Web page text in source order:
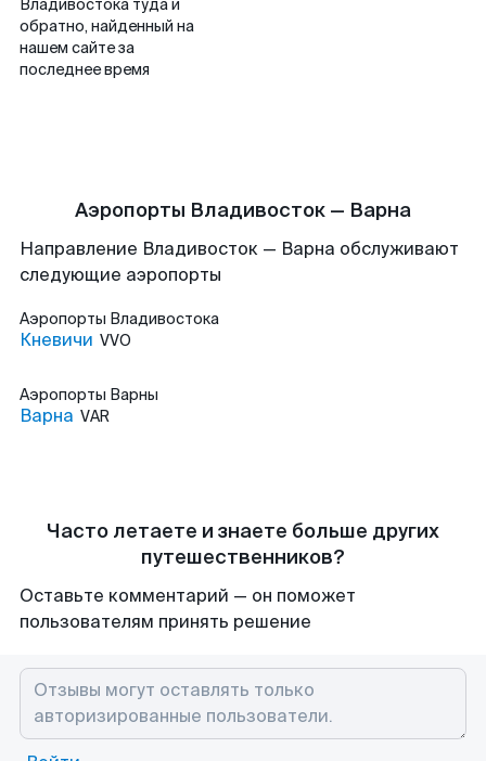
Владивостока туда и
обратно, найденный на
нашем сайте за
последнее время
Аэропорты Владивосток — Варна
Направление Владивосток — Варна обслуживают
следующие аэропорты
Аэропорты Владивостока
Кневичи VVO
Аэропорты Варны
Варна VAR
Часто летаете и знаете больше других
путешественников?
Оставьте комментарий — он поможет
пользователям принять решение